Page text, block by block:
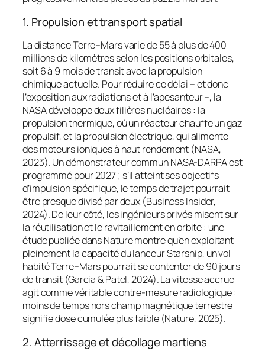
1. Propulsion et transport spatial
La distance Terre–Mars varie de 55 à plus de 400
millions de kilomètres selon les positions orbitales,
soit 6 à 9 mois de transit avec la propulsion
chimique actuelle. Pour réduire ce délai – et donc
l’exposition aux radiations et à l’apesanteur –, la
NASA développe deux filières nucléaires : la
propulsion thermique, où un réacteur chauffe un gaz
propulsif, et la propulsion électrique, qui alimente
des moteurs ioniques à haut rendement (NASA,
2023). Un démonstrateur commun NASA-DARPA est
programmé pour 2027 ; s’il atteint ses objectifs
d’impulsion spécifique, le temps de trajet pourrait
être presque divisé par deux (Business Insider,
2024). De leur côté, les ingénieurs privés misent sur
la réutilisation et le ravitaillement en orbite : une
étude publiée dansNaturemontre qu’en exploitant
pleinement la capacité du lanceurStarship, un vol
habité Terre–Mars pourrait se contenter de 90 jours
de transit (Garcia & Patel, 2024). La vitesse accrue
agit comme véritable contre-mesure radiologique :
moins de temps hors champ magnétique terrestre
signifie dose cumulée plus faible (Nature, 2025).
2. Atterrissage et décollage martiens